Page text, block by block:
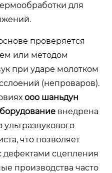
для
проверяется
или методом
при ударе молотком
(непроваров).
ооо шаньдун
внедрена
ультразвукового
что позволяет
дефектами сцепления
производства часто